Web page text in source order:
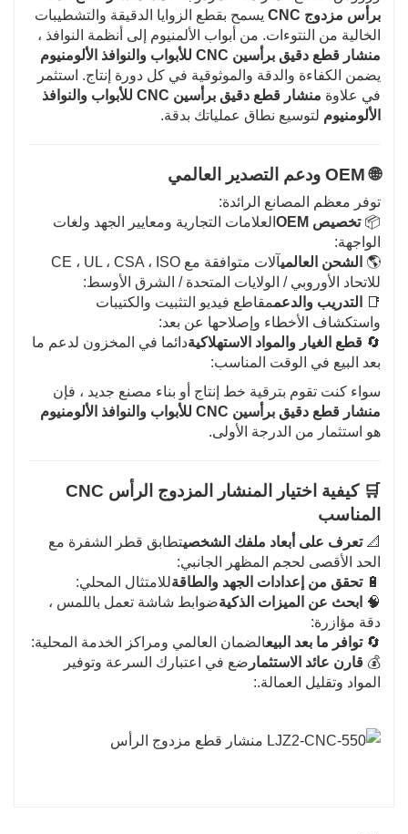
برأس مزدوج CNC
يسمح بقطع الزوايا الدقيقة والتشطيبات
الخالية من النتوءات. من أبواب الألمنيوم إلى أنظمة النوافذ ،
منشار قطع دقيق برأسين CNC للأبواب والنوافذ الألومنيوم
يضمن الكفاءة والدقة والموثوقية في كل دورة إنتاج. استثمر
في علاوة
منشار قطع دقيق برأسين CNC للأبواب والنوافذ
الألومنيوم لتوسيع نطاق عملياتك بدقة.
🌐 OEM ودعم التصدير العالمي
توفر معظم المصانع الرائدة:
📦تخصيص OEM
العلامات التجارية ومعايير الجهد ولغات
الواجهة:
🌎 الشحن العالمي
آلات متوافقة مع CE ، UL ، CSA ، ISO
للاتحاد الأوروبي / الولايات المتحدة / الشرق الأوسط:
📑
التدريب والدعممقاطع فيديو التثبيت والكتيبات
واستكشاف الأخطاء وإصلاحها عن بعد:
🔄 قطع الغيار والمواد الاستهلاكيةدائما في المخزون لدعم ما
بعد البيع في الوقت المناسب:
سواء كنت تقوم بترقية خط إنتاج أو بناء مصنع جديد ، فإن
منشار قطع دقيق برأسين CNC للأبواب والنوافذ الألومنيوم
هو استثمار من الدرجة الأولى.
🛒 كيفية اختيار المنشار المزدوج الرأس CNC
المناسب
📐تعرف على أبعاد ملفك الشخصيتطابق قطر الشفرة مع
الحد الأقصى لحجم المظهر الجانبي:
🔋تحقق من إعدادات الجهد والطاقةللامتثال المحلي:
🧠 ابحث عن الميزات الذكيةضوابط شاشة تعمل باللمس ،
دقة مؤازرة:
🔄توافر ما بعد البيعالضمان العالمي ومراكز الخدمة المحلية:
💰 قارن عائد الاستثمار ضع في اعتبارك السرعة وتوفير
المواد وتقليل العمالة.: